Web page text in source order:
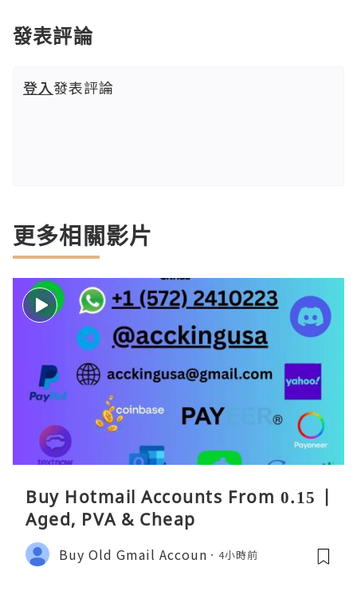
發表評論
登入發表評論
更多相關影片
Buy Hotmail Accounts From 0.15 |
Aged, PVA & Cheap
Buy Old Gmail Accoun 4小時前